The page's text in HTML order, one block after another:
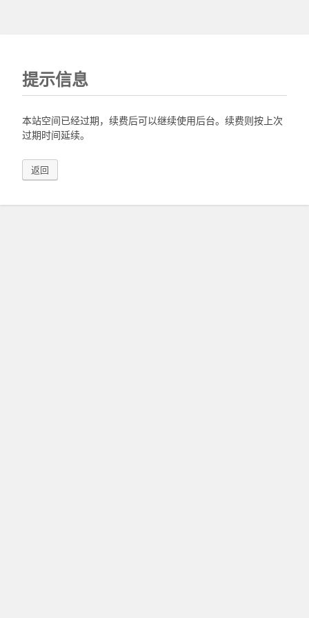
提示信息
本站空间已经过期，续费后可以继续使用后台。续费则按上次
过期时间延续。
返回